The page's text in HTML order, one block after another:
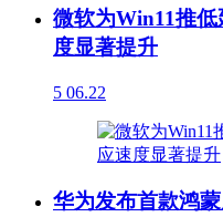
微软为Win11推
度显著提升
5 06.22
华为发布首款鸿